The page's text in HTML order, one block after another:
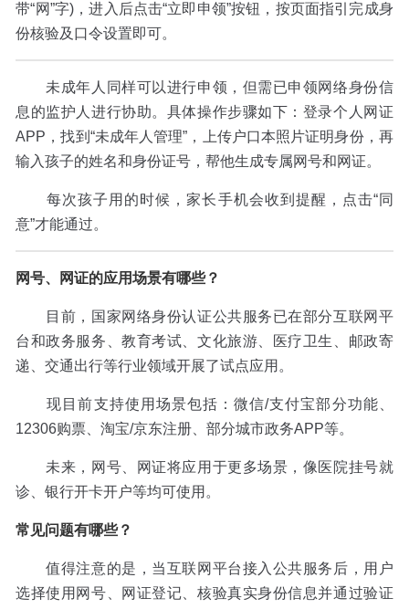
带“网”字)，进入后点击“立即申领”按钮，按页面指引完成身
份核验及口令设置即可。
未成年人同样可以进行申领，但需已申领网络身份信
息的监护人进行协助。具体操作步骤如下：登录个人网证
APP，找到“未成年人管理”，上传户口本照片证明身份，再
输入孩子的姓名和身份证号，帮他生成专属网号和网证。
每次孩子用的时候，家长手机会收到提醒，点击“同
意”才能通过。
网号、网证的应用场景有哪些？
目前，国家网络身份认证公共服务已在部分互联网平
台和政务服务、教育考试、文化旅游、医疗卫生、邮政寄
递、交通出行等行业领域开展了试点应用。
现目前支持使用场景包括：微信/支付宝部分功能、
12306购票、淘宝/京东注册、部分城市政务APP等。
未来，网号、网证将应用于更多场景，像医院挂号就
诊、银行开卡开户等均可使用。
常见问题有哪些？
值得注意的是，当互联网平台接入公共服务后，用户
选择使用网号、网证登记、核验真实身份信息并通过验证